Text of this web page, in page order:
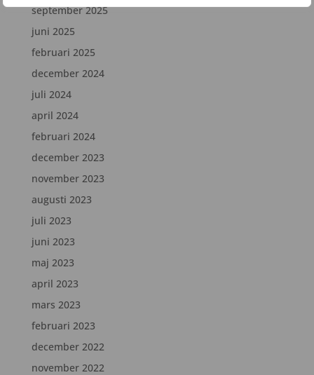
september 2025
juni 2025
februari 2025
december 2024
juli 2024
april 2024
februari 2024
december 2023
november 2023
augusti 2023
juli 2023
juni 2023
maj 2023
april 2023
mars 2023
februari 2023
december 2022
november 2022